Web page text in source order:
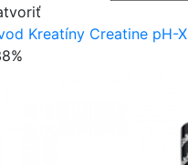
Kreatíny Creatine pH-